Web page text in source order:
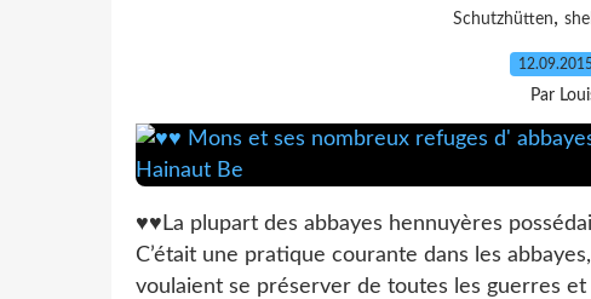
Schutzhütten,
Par
♥♥La plupart des abbayes hennuyères
C’était une pratique courante dans les
voulaient se préserver de toutes les guerres